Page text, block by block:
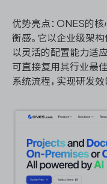
优势亮点：ONES的核
衡感。它以企业级架
以灵活的配置能力适
可直接复用其行业最
系统流程，实现研发效